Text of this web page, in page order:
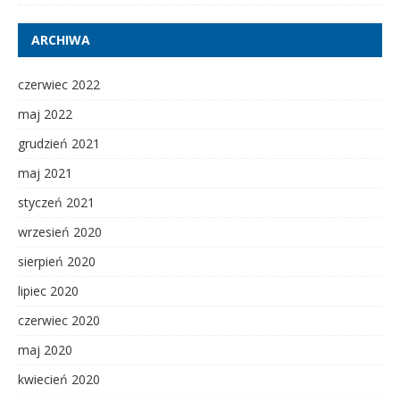
ARCHIWA
czerwiec 2022
maj 2022
grudzień 2021
maj 2021
styczeń 2021
wrzesień 2020
sierpień 2020
lipiec 2020
czerwiec 2020
maj 2020
kwiecień 2020